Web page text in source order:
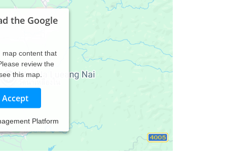
the Google
map content that
review the
this map.
Accept
Platform